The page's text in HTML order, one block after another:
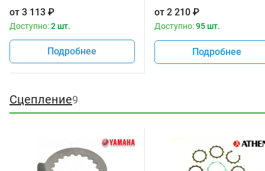
от 3 113 ₽
Доступно:2 шт.
Подробнее
от 2 210₽
Доступно:95 шт.
Подробнее
Сцепление9